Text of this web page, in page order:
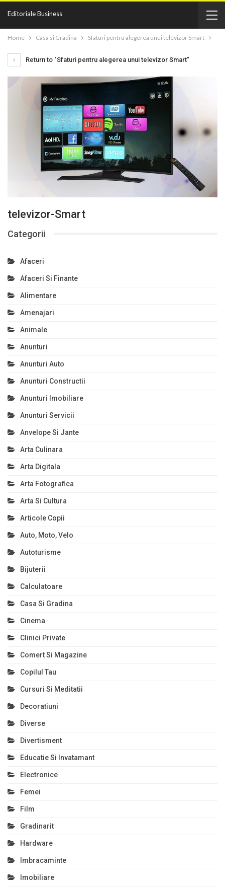
Editoriale Business
Home Casa si Gradina Sfaturi pentru alegerea unui televizor Smart
Return to "Sfaturi pentru alegerea unui televizor Smart"
televizor-Smart
Categorii
Afaceri
Afaceri Si Finante
Alimentare
Amenajari
Animale
Anunturi
Anunturi Auto
Anunturi Constructii
Anunturi Imobiliare
Anunturi Servicii
Anvelope Si Jante
Arta Culinara
Arta Digitala
Arta Fotografica
Arta Si Cultura
Articole Copii
Auto, Moto, Velo
Autoturisme
Bijuterii
Calculatoare
Casa Si Gradina
Cinema
Clinici Private
Comert Si Magazine
Copilul Tau
Cursuri Si Meditatii
Decoratiuni
Diverse
Divertisment
Educatie Si Invatamant
Electronice
Femei
Film
Gradinarit
Hardware
Imbracaminte
Imobiliare